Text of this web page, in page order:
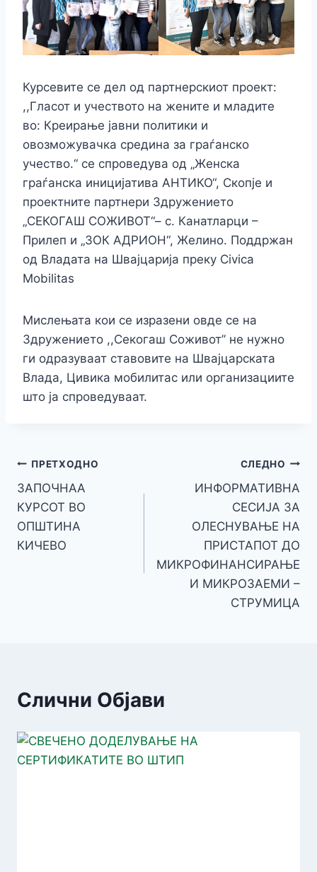
Курсевите се дел од партнерскиот проект:
,,Гласот и учеството на жените и младите
во: Креирање јавни политики и
овозможувачка средина за граѓанско
учество.“ се спроведува од „Женска
граѓанска иницијатива АНТИКО“, Скопје и
проектните партнери Здружението
„СЕКОГАШ СОЖИВОТ“– с. Канатларци –
Прилеп и „ЗОК АДРИОН“, Желино. Поддржан
од Владата на Швајцарија преку Civica
Mobilitas
Мислењата кои се изразени овде се на
Здружението ,,Секогаш Соживот” не нужно
ги одразуваат ставовите на Швајцарската
Влада, Цивика мобилитас или организациите
што ја спроведуваат.
Навигација
на
напис
ПРЕТХОДНО
ЗАПОЧНАА
КУРСОТ ВО
ОПШТИНА
КИЧЕВО
СЛЕДНО
ИНФОРМАТИВНА
СЕСИЈА ЗА
ОЛЕСНУВАЊЕ НА
ПРИСТАПОТ ДО
МИКРОФИНАНСИРАЊЕ
И МИКРОЗАЕМИ –
СТРУМИЦА
Слични Објави